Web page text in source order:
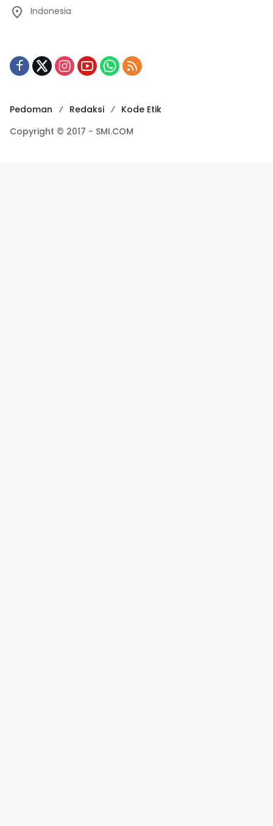
Indonesia
Pedoman Redaksi
Kode Etik
Copyright © 2017 - SMI.COM